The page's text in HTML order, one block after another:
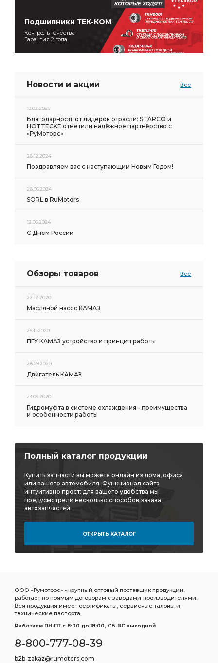
Подшипники ТЕК-КОМ
Контроль качества
Гарантия 2 года
Новости и акции Все
13.02.2026
Благодарность от лидеров отрасли: STARCO и
HOTTECKE отметили надёжное партнёрство с
«РуМоторс»
28.12.2024
Поздравляем вас с наступающим Новым Годом!
28.06.2024
SORL в RuMotors
12.06.2024
С Днем России
Обзоры товаров Все
22.12.2020
Масляной насос КАМАЗ
25.11.2020
ПГУ КАМАЗ устройство и принцип работы
28.09.2020
Двигатель КАМАЗ
23.09.2020
Гидромуфта в системе охлаждения - преимущества
и особенности работы
Полный каталог продукции
Купить запчасти вы можете онлайн из дома, офиса
или вашего автомобиля. Функционал сайта
интуитивно прост: для вашего удобства мы
предусмотрели несколько способов заказа
автозапчастей.
ОТКРЫТЬ КАТАЛОГ
ООО «Румоторс» - крупный оптовый поставщик продукции,
работает по прямым договорам с заводами-производителями.
Вся продукция имеет сертификаты, сервисные талоны и
технические паспорта.
Работаем ПН-ПТ c 8:00 до 18:00, СБ-ВС выходной
8-800-777-08-39
b2b-zakaz@rumotors.com